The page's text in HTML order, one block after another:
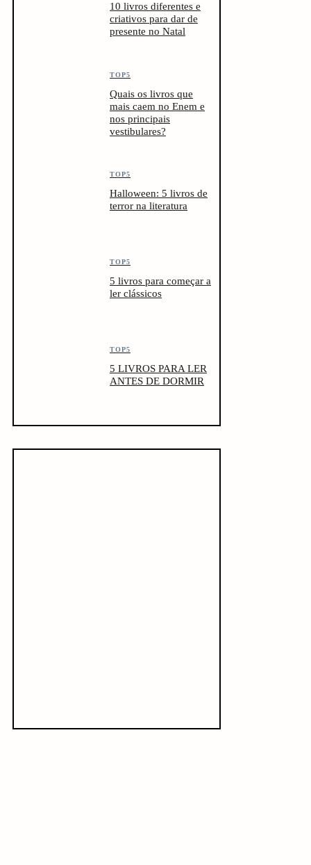
10 livros diferentes e
criativos para dar de
presente no Natal
TOP5
Quais os livros que
mais caem no Enem e
nos principais
vestibulares?
TOP5
Halloween: 5 livros de
terror na literatura
TOP5
5 livros para começar a
ler clássicos
TOP5
5 LIVROS PARA LER
ANTES DE DORMIR